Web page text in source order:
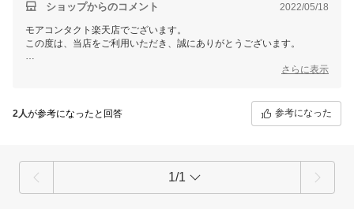
ショップからのコメント 2022/05/18
モアコンタクト楽天店でございます。
この度は、当店をご利用いただき、誠にありがとうございます。
お客様に、より正確な装着イメージを持っていただけるよう
スタッフ着画の追加やスタッフレビューの追加など、分かりやすく親切
お客様の、またのご利用をスタッフ一同心よりお待ちしております。
さらに表示
2人が参考になったと回答 参考になった
1/1